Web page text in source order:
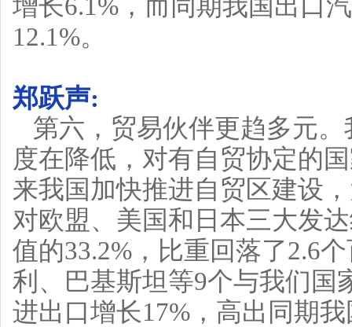
增长6.1%，而同期我国出口
12.1%。
郑跃声:
第六，贸易伙伴更趋多元
度在降低，对有自贸协定的
来我国加快推进自贸区建设
对欧盟、美国和日本三大发
值的33.2%，比重回落了2.6
利、巴基斯坦等9个与我们国
进出口增长17%，高出同期